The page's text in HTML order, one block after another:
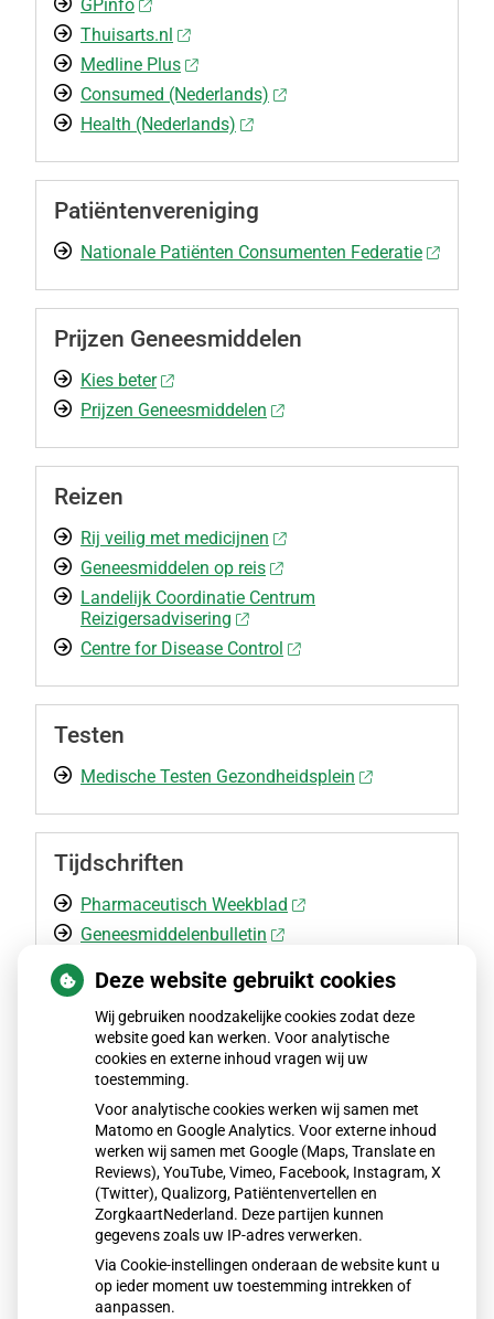
GPinfo
Thuisarts.nl
Medline Plus
Consumed (Nederlands)
Health (Nederlands)
Patiëntenvereniging
Nationale Patiënten Consumenten Federatie
Prijzen Geneesmiddelen
Kies beter
Prijzen Geneesmiddelen
Reizen
Rij veilig met medicijnen
Geneesmiddelen op reis
Landelijk Coordinatie Centrum
Reizigersadvisering
Centre for Disease Control
Testen
Medische Testen Gezondheidsplein
Tijdschriften
Pharmaceutisch Weekblad
Geneesmiddelenbulletin
Voeding
Voedingscentrum Nederland
Vitamine Informatie Bureau
Zorgverzekeraar
Zorgverzekeraarinformatie
Deze website gebruikt cookies
Wij gebruiken noodzakelijke cookies zodat deze
website goed kan werken. Voor analytische
cookies en externe inhoud vragen wij uw
toestemming.
Voor analytische cookies werken wij samen met
Matomo en Google Analytics. Voor externe inhoud
werken wij samen met Google (Maps, Translate en
Reviews), YouTube, Vimeo, Facebook, Instagram, X
(Twitter), Qualizorg, Patiëntenvertellen en
ZorgkaartNederland. Deze partijen kunnen
gegevens zoals uw IP-adres verwerken.
Via Cookie-instellingen onderaan de website kunt u
op ieder moment uw toestemming intrekken of
aanpassen.